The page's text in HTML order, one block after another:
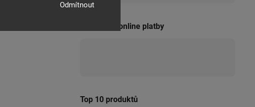
Odmítnout
Přijímáme online platby
Top 10 produktů